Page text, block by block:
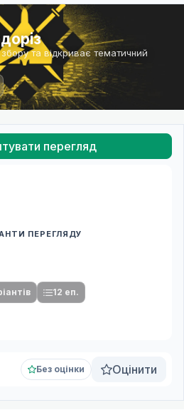
та відкриває тематичний
перегляд
ПЕРЕГЛЯДУ
12 еп.
Без оцінки Оцінити